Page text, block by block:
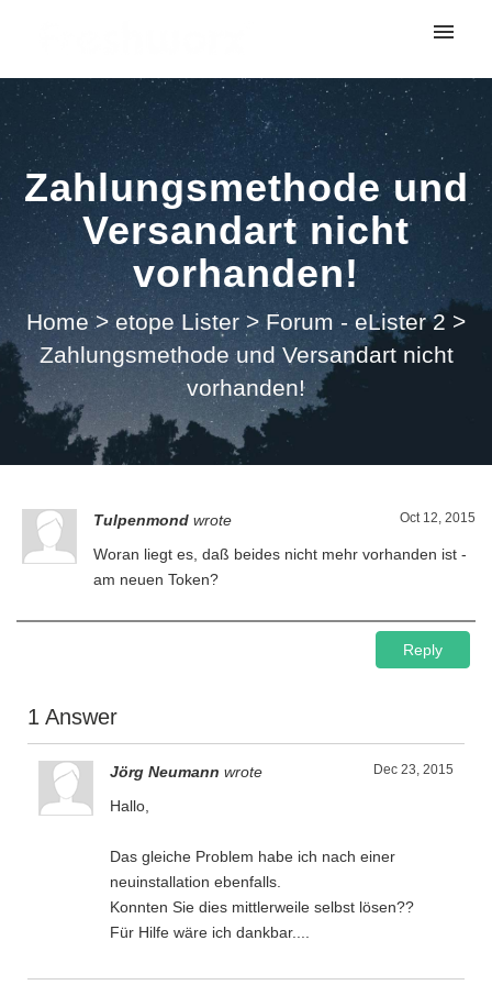
My tickets
Submit ticket
Login
Zahlungsmethode und
Versandart nicht
vorhanden!
Home > etope Lister > Forum - eLister 2 >
Zahlungsmethode und Versandart nicht
vorhanden!
Oct 12, 2015
Tulpenmond wrote
Woran liegt es, daß beides nicht mehr vorhanden ist -
am neuen Token?
Reply
1 Answer
Dec 23, 2015
Jörg Neumann wrote
Hallo,
Das gleiche Problem habe ich nach einer
neuinstallation ebenfalls.
Konnten Sie dies mittlerweile selbst lösen??
Für Hilfe wäre ich dankbar....